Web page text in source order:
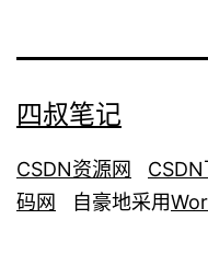
四叔笔记
CSDN资源网 CSDN
码网 自豪地采用